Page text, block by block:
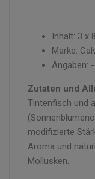
Inhalt: 3 x
Marke:
Angaben: -
Zutaten und
Tintenfisch und
modifizierte
Aroma und
Mollusken.